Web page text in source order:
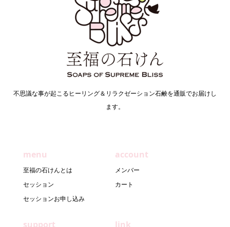
不思議な事が起こるヒーリング＆リラクゼーション石鹸を通販でお届けし
ます。
menu
至福の石けんとは
セッション
セッションお申し込み
account
メンバー
カート
support link